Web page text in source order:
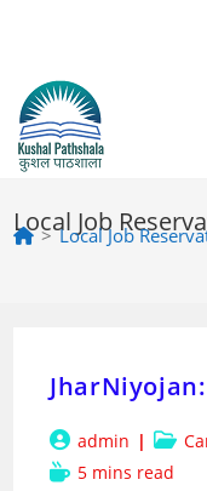
content
Local Job
> Local Job
Post
author:
admin
Post
Reading
5 mins read